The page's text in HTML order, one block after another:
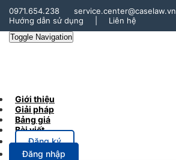
0971.654.238
service.center@caselaw.vn
Hướng dẫn sử dụng
Liên hệ
Toggle Navigation
Giới thiệu
Giải pháp
Bảng giá
Bài viết
Đăng ký
Đăng nhập